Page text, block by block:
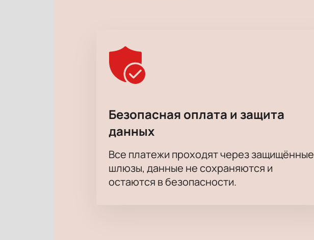
Безопасная оплата и защита
данных
Все платежи проходят через защищённые
шлюзы, данные не сохраняются и
остаются в безопасности.